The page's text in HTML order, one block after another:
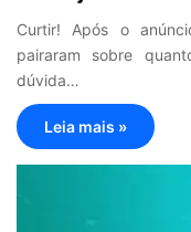
Curtir! Após o
pairaram sobre
dúvida…
Leia mais »